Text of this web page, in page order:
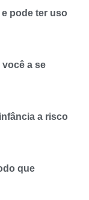
pode ter uso
a se
a risco
que